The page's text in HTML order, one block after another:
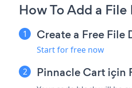
How To Add a
Create a Free File
Start for free now
Pinnacle Cart için